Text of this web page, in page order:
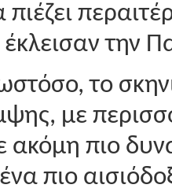
πιέζει
έκλεισαν την
το
με
ακόμη πιο
πιο